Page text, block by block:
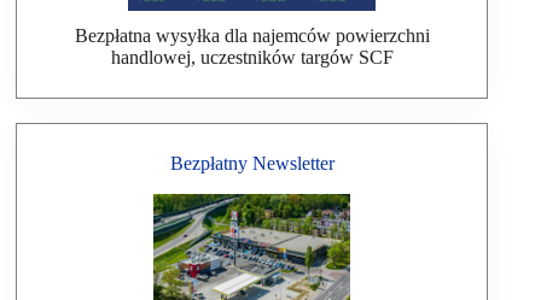
Bezpłatna wysyłka dla najemców powierzchni
handlowej, uczestników targów SCF
Bezpłatny Newsletter